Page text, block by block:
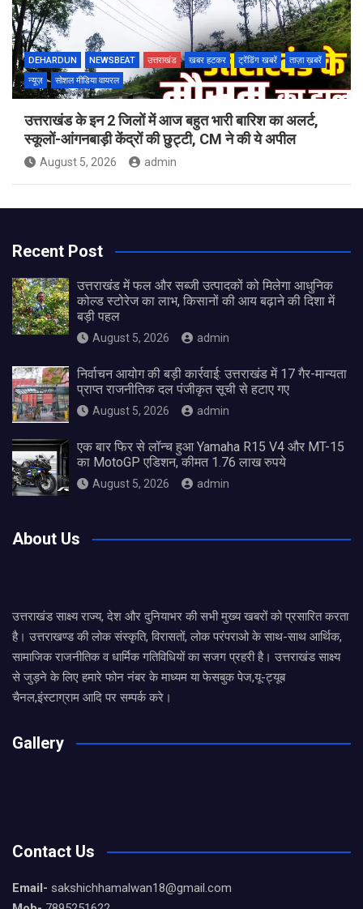
DEHARDUN NEWSBEAT उत्तराखंड खबर हटकर ट्रेंडिंग खबरें
ताज़ा ख़बरें
न्यूज़
सोशल मीडिया वायरल
उत्तराखंड के इन 2 जिलों में आज बहुत भारी बारिश का अलर्ट,
स्कूलों-आंगनबाड़ी केंद्रों की छुट्टी, CM ने की ये अपील
August 5, 2026 admin
Recent Post
उत्तराखंड में फल और सब्जी उत्पादकों को मिलेगा आधुनिक
कोल्ड स्टोरेज का लाभ, किसानों की आय बढ़ाने की दिशा में
बड़ी पहल
August 5, 2026 admin
निर्वाचन आयोग की बड़ी कार्रवाई: उत्तराखंड में 17 गैर-मान्यता
प्राप्त राजनीतिक दल पंजीकृत सूची से हटाए गए
August 5, 2026 admin
एक बार फिर से लॉन्च हुआ Yamaha R15 V4 और MT-15
का MotoGP एडिशन, कीमत 1.76 लाख रुपये
August 5, 2026 admin
About Us
उत्तराखंड साक्ष्य राज्य, देश और दुनियाभर की सभी मुख्य खबरों को प्रसारित करता
है। उत्तराखण्ड की लोक संस्कृति, विरासतों, लोक परंपराओ के साथ-साथ आर्थिक,
सामाजिक राजनीतिक व धार्मिक गतिविधियों का सजग प्रहरी है। उत्तराखंड साक्ष्य
से जुड़ने के लिए हमारे फोन नंबर के माध्यम या फेसबुक पेज,यू-ट्यूब
चैनल,इंस्टाग्राम आदि पर सम्पर्क करे।
Gallery
Contact Us
Email- sakshichhamalwan18@gmail.com